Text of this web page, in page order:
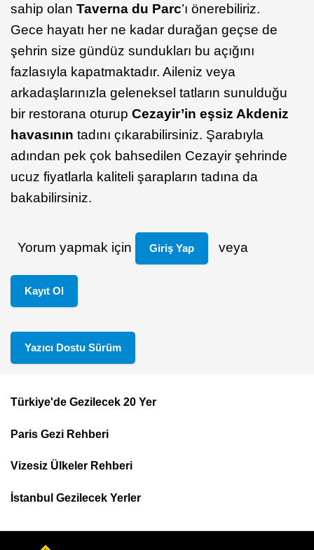
sahip olan Taverna du Parc’ı önerebiliriz.
Gece hayatı her ne kadar durağan geçse de
şehrin size gündüz sundukları bu açığını
fazlasıyla kapatmaktadır. Aileniz veya
arkadaşlarınızla geleneksel tatların sunulduğu
bir restorana oturup Cezayir’in eşsiz Akdeniz
havasının tadını çıkarabilirsiniz. Şarabıyla
adından pek çok bahsedilen Cezayir şehrinde
ucuz fiyatlarla kaliteli şarapların tadına da
bakabilirsiniz.
Yorum yapmak için Giriş Yap veya
Kayıt Ol
Yazıcı Dostu Sürüm
Footer
Top
Menu
Türkiye'de Gezilecek 20 Yer
Paris Gezi Rehberi
Vizesiz Ülkeler Rehberi
İstanbul Gezilecek Yerler